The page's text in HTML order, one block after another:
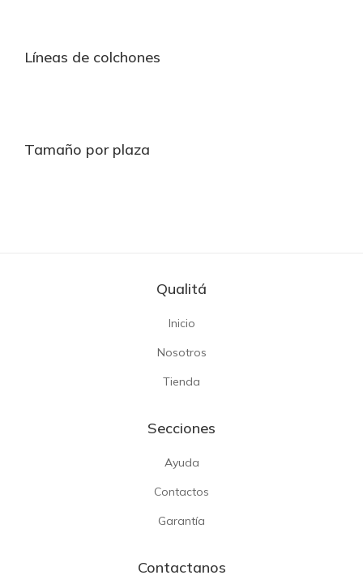
Líneas de colchones
Tamaño por plaza
Qualitá
Inicio
Nosotros
Tienda
Secciones
Ayuda
Contactos
Garantía
Contactanos